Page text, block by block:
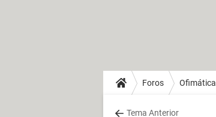
Foros Ofimática
Tema Anterior